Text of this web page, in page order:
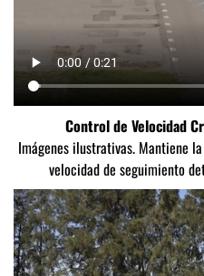
Control de Velocidad
Imágenes ilustrativas. Mantiene
velocidad de seguimiento